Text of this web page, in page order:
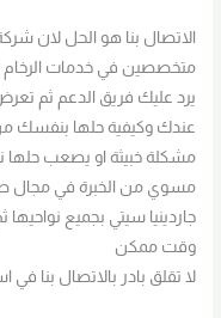
الاتصال بنا هو الحل لان
متخصصين في خدمات الرخام
يرد عليك فريق الدعم ثم
عندك وكيفية حلها بنفسك
مشكلة خبيثة او يصعب حلها
مسوي من الخبرة في مجال
جاردينيا سيتي بجميع
وقت ممكن
لا تقلق بادر بالاتصال بنا في اسرع وقت